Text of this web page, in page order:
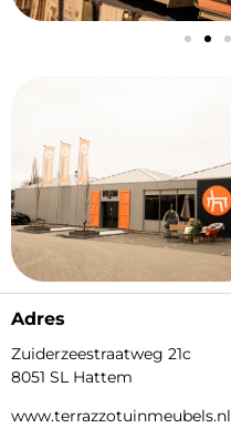
Adres
Zuiderzeestraatweg 21c
8051 SL Hattem
www.terrazzotuinmeubels.nl